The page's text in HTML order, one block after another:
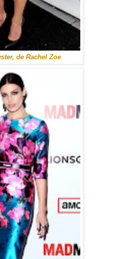
de Rachel Zoe